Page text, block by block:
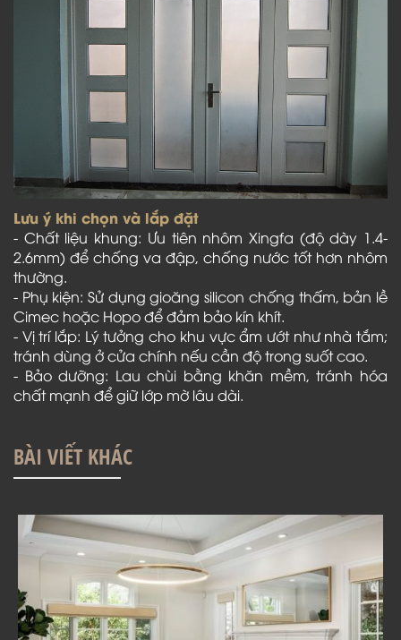
Lưu ý khi chọn và lắp đặt
- Chất liệu khung: Ưu tiên nhôm Xingfa (độ dày 1.4-
2.6mm) để chống va đập, chống nước tốt hơn nhôm
thường.
- Phụ kiện: Sử dụng gioăng silicon chống thấm, bản lề
Cimec hoặc Hopo để đảm bảo kín khít.
- Vị trí lắp: Lý tưởng cho khu vực ẩm ướt như nhà tắm;
tránh dùng ở cửa chính nếu cần độ trong suốt cao.
- Bảo dưỡng: Lau chùi bằng khăn mềm, tránh hóa
chất mạnh để giữ lớp mờ lâu dài.
BÀI VIẾT KHÁC